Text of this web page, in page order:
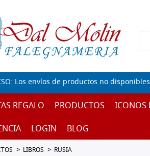
Los envíos de productos no
REGALO PRODUCTOS ICONOS
LOGIN BLOG
LIBROS RUSIA